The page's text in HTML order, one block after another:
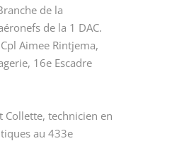
de la
de la 1 DAC.
Aimee Rintjema,
16e Escadre
Collette, technicien en
au 433e